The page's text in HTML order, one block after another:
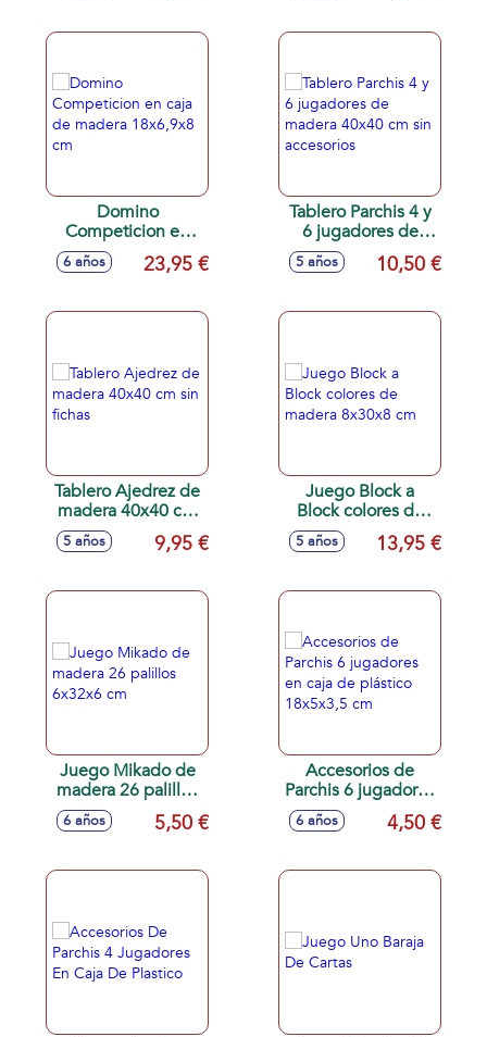
Domino
Competicion en
caja de madera
18x6,9x8 cm
6 años 23,95 €
Tablero Parchis 4 y
6 jugadores de
madera 40x40 cm
sin accesorios
5 años 10,50 €
Tablero Ajedrez de
madera 40x40 cm
sin fichas
5 años 9,95 €
Juego Block a
Block colores de
madera 8x30x8 cm
5 años 13,95 €
Juego Mikado de
madera 26 palillos
6x32x6 cm
6 años 5,50 €
Accesorios de
Parchis 6 jugadores
en caja de plástico
18x5x3,5 cm
6 años 4,50 €